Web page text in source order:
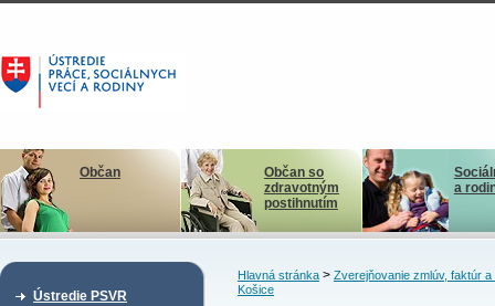
Občan
Občan so
zdravotným
postihnutím
a
Ústredie PSVR
Hlavná stránka> Zverejňovanie zmlúv, faktúr a
Košice